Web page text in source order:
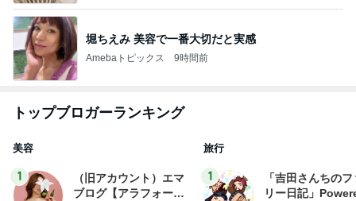
堀ちえみ 美容で一番大切だと実感
Amebaトピックス 9時間前
トップブロガーランキング
美容
1
（旧アカウント）エマ
ブログ【アラフォー会
旅行
1
「吉田さんちの
リー日記」